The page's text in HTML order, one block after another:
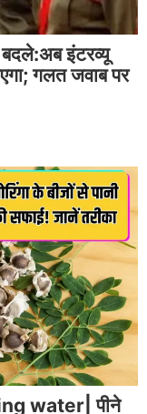
इंटरव्यू
गलत जवाब पर
water| पीने